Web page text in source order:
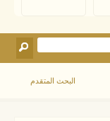
البحث المتقدم